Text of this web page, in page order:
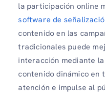
la participación online
software de
contenido en las
tradicionales puede
interacción mediante
contenido dinámico en
atención e impulse al